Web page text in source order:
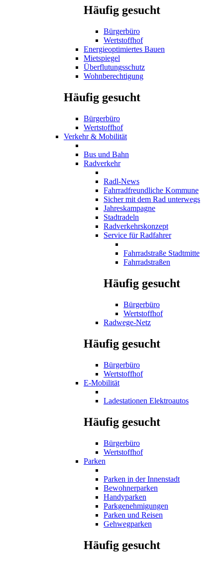
Häufig gesucht
Bürgerbüro
Wertstoffhof
Energieoptimiertes Bauen
Mietspiegel
Überflutungsschutz
Wohnberechtigung
Häufig gesucht
Bürgerbüro
Wertstoffhof
Verkehr & Mobilität
Bus und Bahn
Radverkehr
Radl-News
Fahrradfreundliche Kommune
Sicher mit dem Rad unterwegs
Jahreskampagne
Stadtradeln
Radverkehrskonzept
Service für Radfahrer
Fahrradstraße Stadtmitte
Fahrradstraßen
Häufig gesucht
Bürgerbüro
Wertstoffhof
Radwege-Netz
Häufig gesucht
Bürgerbüro
Wertstoffhof
E-Mobilität
Ladestationen Elektroautos
Häufig gesucht
Bürgerbüro
Wertstoffhof
Parken
Parken in der Innenstadt
Bewohnerparken
Handyparken
Parkgenehmigungen
Parken und Reisen
Gehwegparken
Häufig gesucht